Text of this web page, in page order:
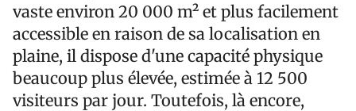
vaste environ 20 000 m² et plus facilement
accessible en raison de sa localisation en
plaine, il dispose d'une capacité physique
beaucoup plus élevée, estimée à 12 500
visiteurs par jour. Toutefois, là encore,